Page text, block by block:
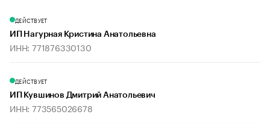
ДЕЙСТВУЕТ
ИП Нагурная Кристина Анатольевна
ИНН: 771876330130
ДЕЙСТВУЕТ
ИП Кувшинов Дмитрий Анатольевич
ИНН: 773565026678